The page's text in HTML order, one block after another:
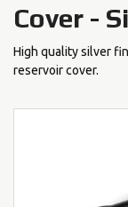
Cover -
High quality silver
reservoir cover.